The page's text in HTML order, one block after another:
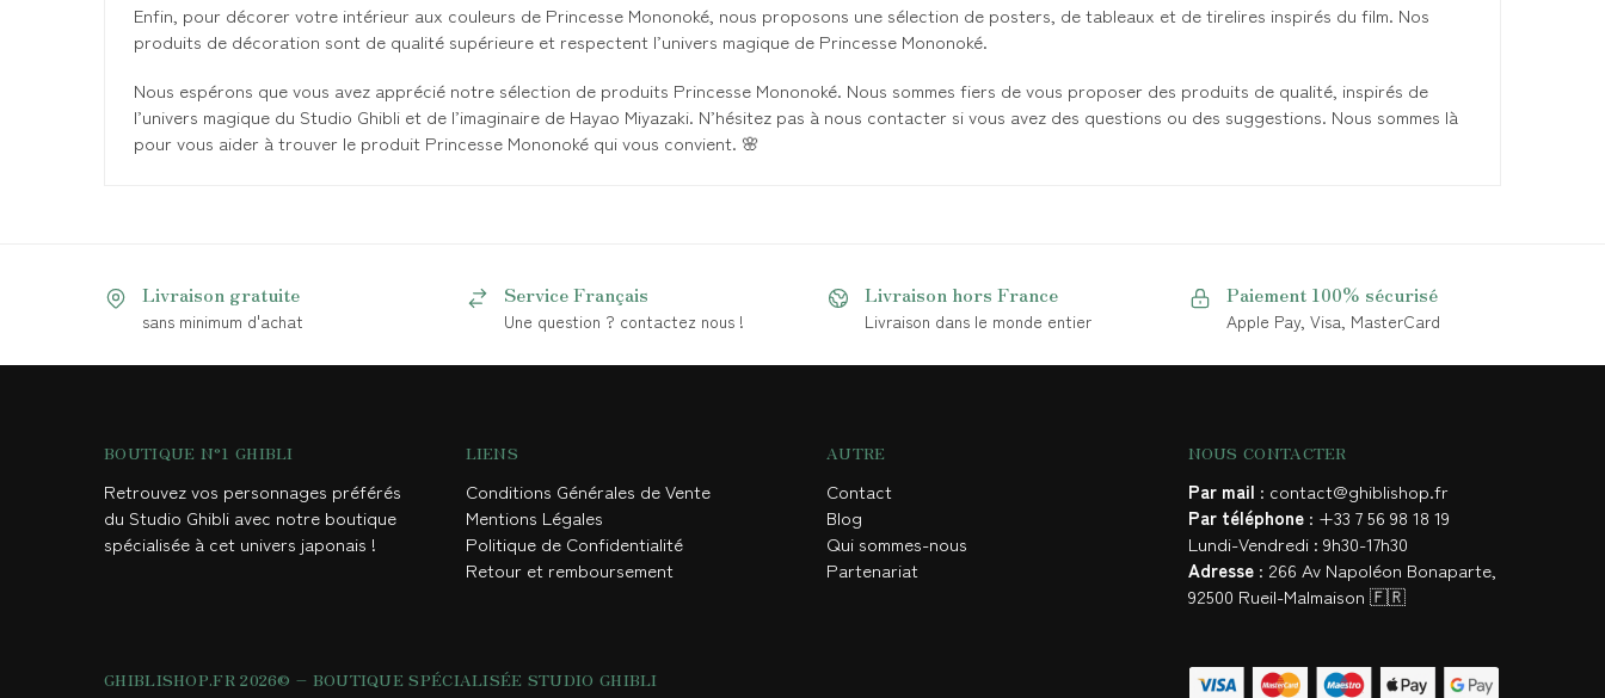
Enfin, pour décorer votre intérieur aux couleurs de Princesse Mononoké, nous proposons une sélection de posters, de tableaux et de tirelires inspirés du film. Nos
produits de décoration sont de qualité supérieure et respectent l’univers magique de Princesse Mononoké.
Nous espérons que vous avez apprécié notre sélection de produits Princesse Mononoké. Nous sommes fiers de vous proposer des produits de qualité, inspirés de
l’univers magique du Studio Ghibli et de l’imaginaire de Hayao Miyazaki. N’hésitez pas à nous contacter si vous avez des questions ou des suggestions. Nous sommes là
pour vous aider à trouver le produit Princesse Mononoké qui vous convient. 🌸
Livraison gratuite
sans minimum d'achat
Service Français
Une question ? contactez nous !
Livraison hors France
Livraison dans le monde entier
Paiement 100% sécurisé
Apple Pay, Visa, MasterCard
BOUTIQUE N°1 GHIBLI
Retrouvez vos personnages préférés
du Studio Ghibli avec notre boutique
spécialisée à cet univers japonais !
LIENS
Conditions Générales de Vente
Mentions Légales
Politique de Confidentialité
Retour et remboursement
AUTRE
Contact
Blog
Qui sommes-nous
Partenariat
NOUS CONTACTER
Par mail : contact@ghiblishop.fr
Par téléphone: +33 7 56 98 18 19
Lundi-Vendredi : 9h30-17h30
Adresse: 266 Av Napoléon Bonaparte,
92500 Rueil-Malmaison 🇫🇷
GHIBLISHOP.FR 2026© – BOUTIQUE SPÉCIALISÉE STUDIO GHIBLI